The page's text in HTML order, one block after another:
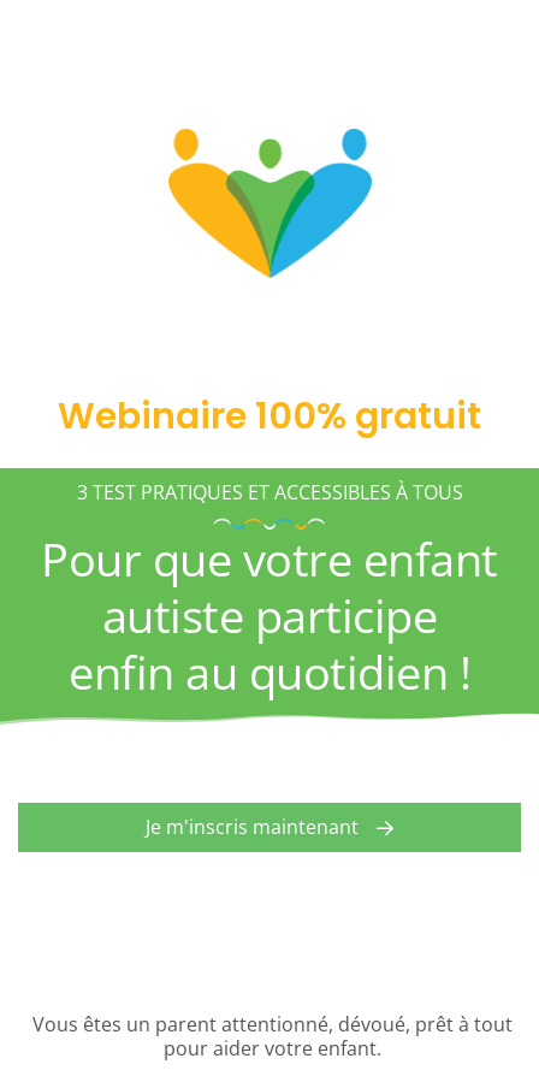
Webinaire 100% gratuit
3 TEST PRATIQUES ET ACCESSIBLES À TOUS
︵‿︵‿︵‿︵
Pour que votre enfant
autiste participe
enfin au quotidien !
Je m'inscris maintenant
Vous êtes un parent attentionné, dévoué, prêt à tout
pour aider votre enfant.